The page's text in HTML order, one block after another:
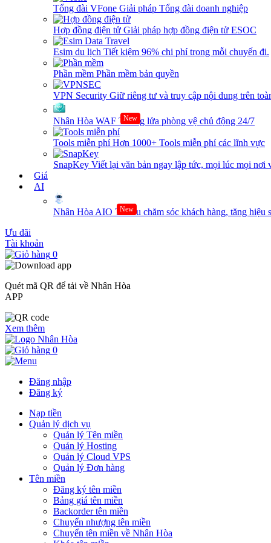
Tổng đài VFone Giải pháp Tổng đài doanh nghiệp
Hợp đồng điện tử Giải pháp hợp đồng điện tử ESOC
Esim du lịch Tiết kiệm 96% chi phí trong mỗi chuyến đi.
Phần mềm Phần mềm bản quyền
VPN Security Giữ riêng tư và truy cập nội dung trên
Nhân Hòa WAF New
Tường lửa phòng vệ chủ động 24/7
Tools miễn phíHơn 1000+ Tools miễn phí các lĩnh vực
SnapKey Viết lại văn bản ngay lập tức, mọi lúc mọi nơi
Giá
AI
Nhân Hòa AIO New
Tối ưu chăm sóc khách hàng, tăng hiệu
Ưu đãi
Tài khoản
0
Quét mã QR để tải về Nhân Hòa
APP
Xem thêm
0
Đăng nhập
Đăng ký
Nạp tiền
Quản lý dịch vụ
Quản lý Tên miền
Quản lý Hosting
Quản lý Cloud VPS
Quản lý Đơn hàng
Tên miền
Đăng ký tên miền
Bảng giá tên miền
Backorder tên miền
Chuyển nhượng tên miền
Chuyển tên miền về Nhân Hòa